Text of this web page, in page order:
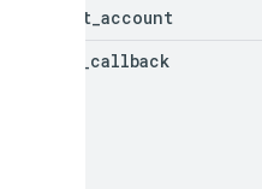
select account
callback